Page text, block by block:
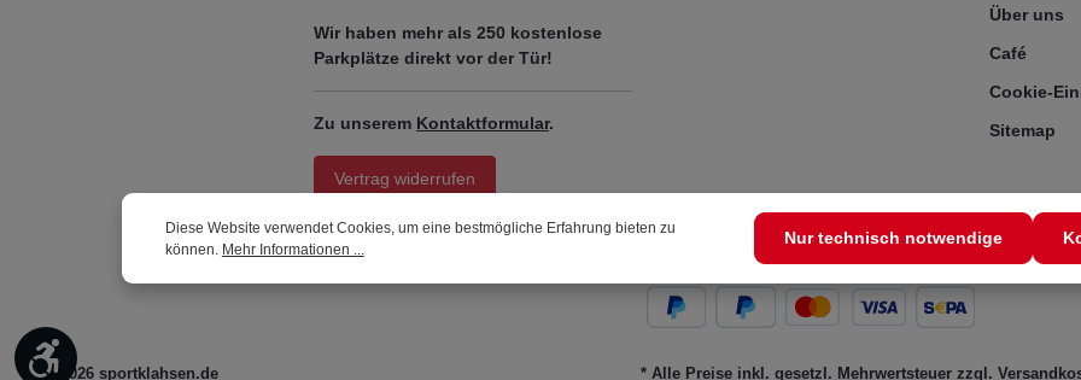
Wir haben mehr als 250 kostenlose
Parkplätze direkt vor der Tür!
Zu unserem Kontaktformular.
Vertrag widerrufen
Über uns
Café
Cookie-
Sitemap
© 2026 sportklahsen.de * Alle Preise inkl. gesetzl. Mehrwertsteuer zzgl.
Werkzeugleiste anzeigen
Diese Website verwendet Cookies, um eine bestmögliche Erfahrung bieten zu
können. Mehr Informationen ...
Nur technisch notwendige